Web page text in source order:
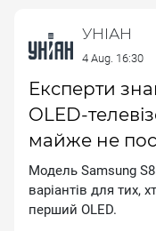
УНІАН
4 Aug. 16:30
Експерти
OLED-
майже не
Модель Sаmsung
варіантів для тих,
перший ОLЕD.